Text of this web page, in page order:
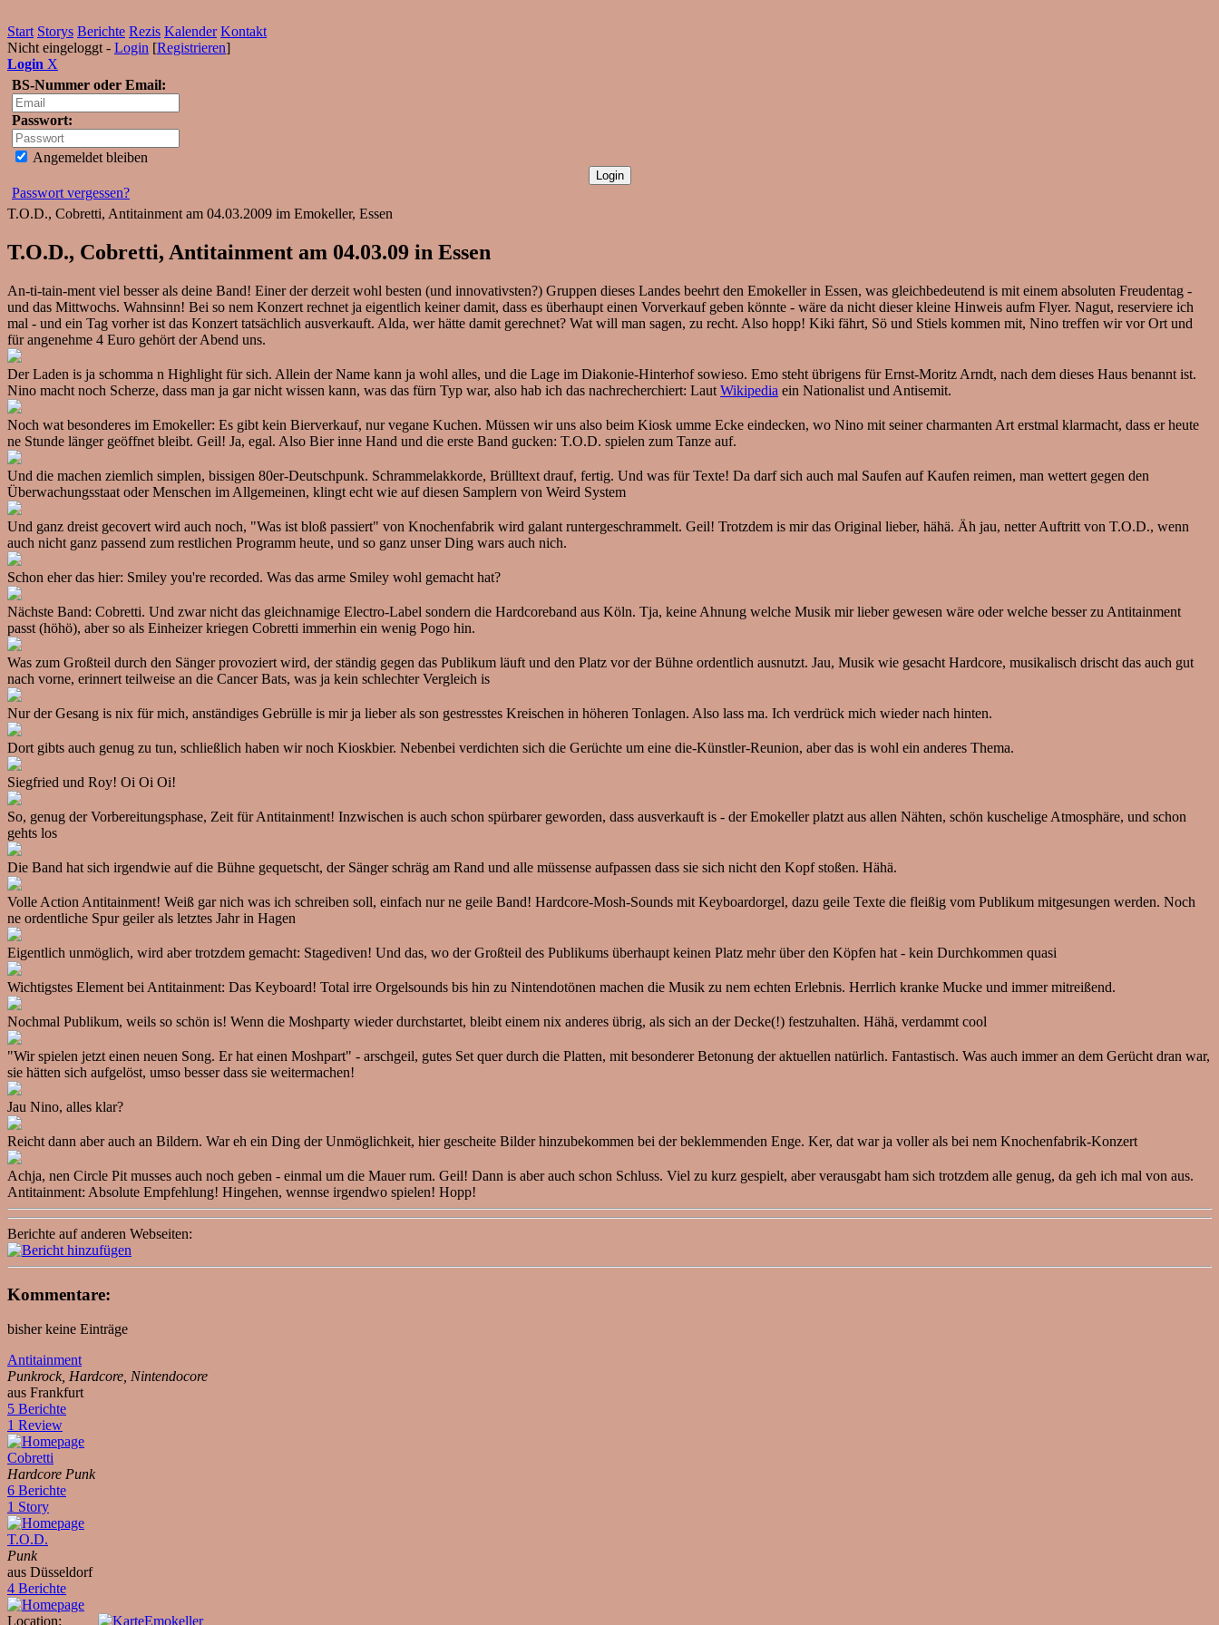
Start Storys Berichte Rezis Kalender Kontakt
Nicht eingeloggt - Login [Registrieren]
Login X
BS-Nummer oder Email:
Passwort:
Angemeldet bleiben
Passwort vergessen?
T.O.D., Cobretti, Antitainment am 04.03.2009 im Emokeller, Essen
T.O.D., Cobretti, Antitainment am 04.03.09 in Essen
An-ti-tain-ment viel besser als deine Band! Einer der derzeit wohl besten (und innovativsten?) Gruppen dieses Landes beehrt den Emokeller in Essen, was gleichbedeutend is mit einem absoluten Freudentag -
und das Mittwochs. Wahnsinn! Bei so nem Konzert rechnet ja eigentlich keiner damit, dass es überhaupt einen Vorverkauf geben könnte - wäre da nicht dieser kleine Hinweis aufm Flyer. Nagut, reserviere ich
mal - und ein Tag vorher ist das Konzert tatsächlich ausverkauft. Alda, wer hätte damit gerechnet? Wat will man sagen, zu recht. Also hopp! Kiki fährt, Sö und Stiels kommen mit, Nino treffen wir vor Ort und
für angenehme 4 Euro gehört der Abend uns.
Der Laden is ja schomma n Highlight für sich. Allein der Name kann ja wohl alles, und die Lage im Diakonie-Hinterhof sowieso. Emo steht übrigens für Ernst-Moritz Arndt, nach dem dieses Haus benannt ist.
Nino macht noch Scherze, dass man ja gar nicht wissen kann, was das fürn Typ war, also hab ich das nachrecherchiert: Laut Wikipedia ein Nationalist und Antisemit.
Noch wat besonderes im Emokeller: Es gibt kein Bierverkauf, nur vegane Kuchen. Müssen wir uns also beim Kiosk umme Ecke eindecken, wo Nino mit seiner charmanten Art erstmal klarmacht, dass er heute
ne Stunde länger geöffnet bleibt. Geil! Ja, egal. Also Bier inne Hand und die erste Band gucken: T.O.D. spielen zum Tanze auf.
Und die machen ziemlich simplen, bissigen 80er-Deutschpunk. Schrammelakkorde, Brülltext drauf, fertig. Und was für Texte! Da darf sich auch mal Saufen auf Kaufen reimen, man wettert gegen den
Überwachungsstaat oder Menschen im Allgemeinen, klingt echt wie auf diesen Samplern von Weird System
Und ganz dreist gecovert wird auch noch, "Was ist bloß passiert" von Knochenfabrik wird galant runtergeschrammelt. Geil! Trotzdem is mir das Original lieber, hähä. Äh jau, netter Auftritt von T.O.D., wenn
auch nicht ganz passend zum restlichen Programm heute, und so ganz unser Ding wars auch nich.
Schon eher das hier: Smiley you're recorded. Was das arme Smiley wohl gemacht hat?
Nächste Band: Cobretti. Und zwar nicht das gleichnamige Electro-Label sondern die Hardcoreband aus Köln. Tja, keine Ahnung welche Musik mir lieber gewesen wäre oder welche besser zu Antitainment
passt (höhö), aber so als Einheizer kriegen Cobretti immerhin ein wenig Pogo hin.
Was zum Großteil durch den Sänger provoziert wird, der ständig gegen das Publikum läuft und den Platz vor der Bühne ordentlich ausnutzt. Jau, Musik wie gesacht Hardcore, musikalisch drischt das auch gut
nach vorne, erinnert teilweise an die Cancer Bats, was ja kein schlechter Vergleich is
Nur der Gesang is nix für mich, anständiges Gebrülle is mir ja lieber als son gestresstes Kreischen in höheren Tonlagen. Also lass ma. Ich verdrück mich wieder nach hinten.
Dort gibts auch genug zu tun, schließlich haben wir noch Kioskbier. Nebenbei verdichten sich die Gerüchte um eine die-Künstler-Reunion, aber das is wohl ein anderes Thema.
Siegfried und Roy! Oi Oi Oi!
So, genug der Vorbereitungsphase, Zeit für Antitainment! Inzwischen is auch schon spürbarer geworden, dass ausverkauft is - der Emokeller platzt aus allen Nähten, schön kuschelige Atmosphäre, und schon
gehts los
Die Band hat sich irgendwie auf die Bühne gequetscht, der Sänger schräg am Rand und alle müssense aufpassen dass sie sich nicht den Kopf stoßen. Hähä.
Volle Action Antitainment! Weiß gar nich was ich schreiben soll, einfach nur ne geile Band! Hardcore-Mosh-Sounds mit Keyboardorgel, dazu geile Texte die fleißig vom Publikum mitgesungen werden. Noch
ne ordentliche Spur geiler als letztes Jahr in Hagen
Eigentlich unmöglich, wird aber trotzdem gemacht: Stagediven! Und das, wo der Großteil des Publikums überhaupt keinen Platz mehr über den Köpfen hat - kein Durchkommen quasi
Wichtigstes Element bei Antitainment: Das Keyboard! Total irre Orgelsounds bis hin zu Nintendotönen machen die Musik zu nem echten Erlebnis. Herrlich kranke Mucke und immer mitreißend.
Nochmal Publikum, weils so schön is! Wenn die Moshparty wieder durchstartet, bleibt einem nix anderes übrig, als sich an der Decke(!) festzuhalten. Hähä, verdammt cool
"Wir spielen jetzt einen neuen Song. Er hat einen Moshpart" - arschgeil, gutes Set quer durch die Platten, mit besonderer Betonung der aktuellen natürlich. Fantastisch. Was auch immer an dem Gerücht dran war,
sie hätten sich aufgelöst, umso besser dass sie weitermachen!
Jau Nino, alles klar?
Reicht dann aber auch an Bildern. War eh ein Ding der Unmöglichkeit, hier gescheite Bilder hinzubekommen bei der beklemmenden Enge. Ker, dat war ja voller als bei nem Knochenfabrik-Konzert
Achja, nen Circle Pit musses auch noch geben - einmal um die Mauer rum. Geil! Dann is aber auch schon Schluss. Viel zu kurz gespielt, aber verausgabt ham sich trotzdem alle genug, da geh ich mal von aus.
Antitainment: Absolute Empfehlung! Hingehen, wennse irgendwo spielen! Hopp!
Berichte auf anderen Webseiten:
Kommentare:
bisher keine Einträge
Antitainment
Punkrock, Hardcore, Nintendocore
aus Frankfurt
5 Berichte
1 Review
Cobretti
Hardcore Punk
6 Berichte
1 Story
T.O.D.
Punk
aus Düsseldorf
4 Berichte
Location: Emokeller